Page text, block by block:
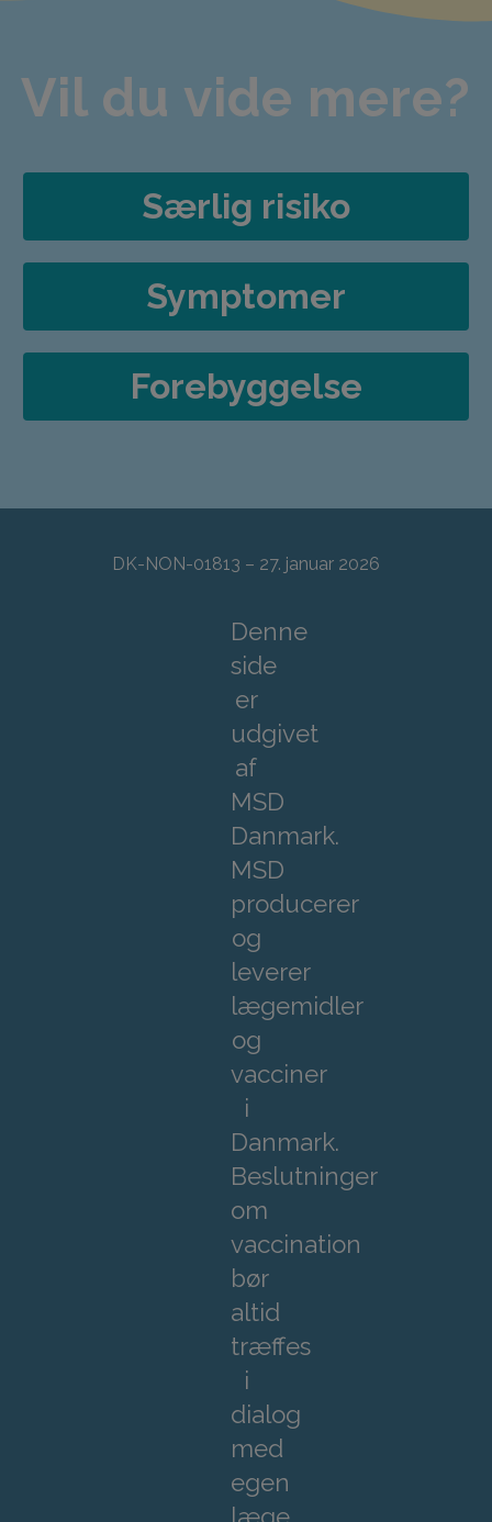
Vil du vide mere?
Særlig risiko
Symptomer
Forebyggelse
DK-NON-01813 – 27. januar 2026
Denne
side
er
udgivet
af
MSD
Danmark.
MSD
producerer
og
leverer
lægemidler
og
vacciner
i
Danmark.
Beslutninger
om
vaccination
bør
altid
træffes
i
dialog
med
egen
læge.